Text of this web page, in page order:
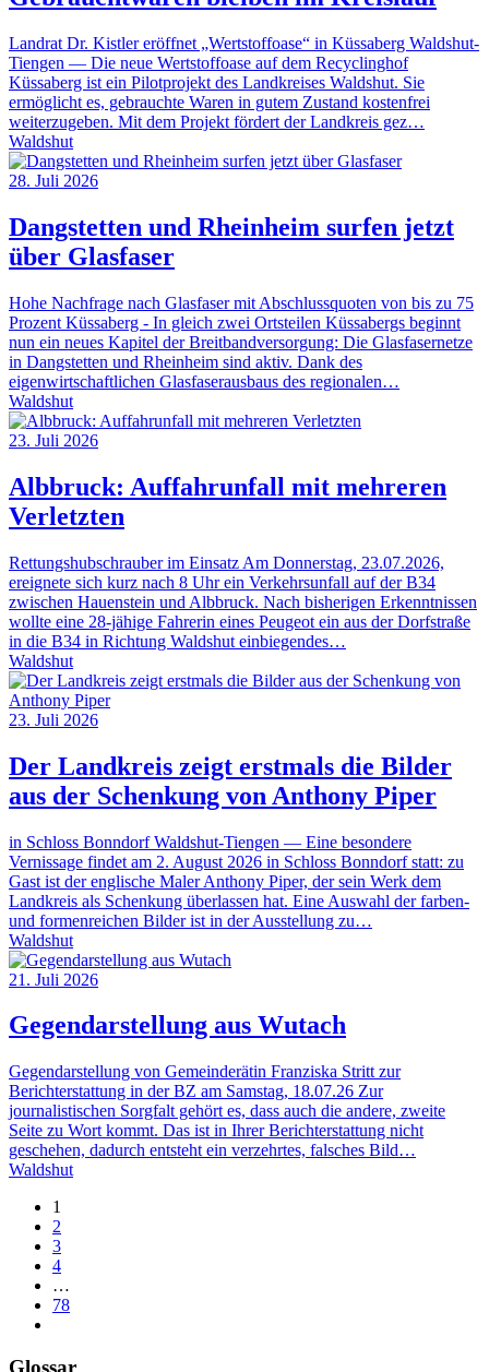
Landrat Dr. Kistler eröffnet „Wertstoffoase“ in Küssaberg Waldshut-
Tiengen — Die neue Wertstoffoase auf dem Recyclinghof
Küssaberg ist ein Pilotprojekt des Landkreises Waldshut. Sie
ermöglicht es, gebrauchte Waren in gutem Zustand kostenfrei
weiterzugeben. Mit dem Projekt fördert der Landkreis gez…
Waldshut
28. Juli 2026
Dangstetten und Rheinheim surfen jetzt
über Glasfaser
Hohe Nachfrage nach Glasfaser mit Abschlussquoten von bis zu 75
Prozent Küssaberg - In gleich zwei Ortsteilen Küssabergs beginnt
nun ein neues Kapitel der Breitbandversorgung: Die Glasfasernetze
in Dangstetten und Rheinheim sind aktiv. Dank des
eigenwirtschaftlichen Glasfaserausbaus des regionalen…
Waldshut
23. Juli 2026
Albbruck: Auffahrunfall mit mehreren
Verletzten
Rettungshubschrauber im Einsatz Am Donnerstag, 23.07.2026,
ereignete sich kurz nach 8 Uhr ein Verkehrsunfall auf der B34
zwischen Hauenstein und Albbruck. Nach bisherigen Erkenntnissen
wollte eine 28-jähige Fahrerin eines Peugeot ein aus der Dorfstraße
in die B34 in Richtung Waldshut einbiegendes…
Waldshut
23. Juli 2026
Der Landkreis zeigt erstmals die Bilder
aus der Schenkung von Anthony Piper
in Schloss Bonndorf Waldshut-Tiengen — Eine besondere
Vernissage findet am 2. August 2026 in Schloss Bonndorf statt: zu
Gast ist der englische Maler Anthony Piper, der sein Werk dem
Landkreis als Schenkung überlassen hat. Eine Auswahl der farben-
und formenreichen Bilder ist in der Ausstellung zu…
Waldshut
21. Juli 2026
Gegendarstellung aus Wutach
Gegendarstellung von Gemeinderätin Franziska Stritt zur
Berichterstattung in der BZ am Samstag, 18.07.26 Zur
journalistischen Sorgfalt gehört es, dass auch die andere, zweite
Seite zu Wort kommt. Das ist in Ihrer Berichterstattung nicht
geschehen, dadurch entsteht ein verzehrtes, falsches Bild…
Waldshut
1
2
3
4
…
78
Glossar